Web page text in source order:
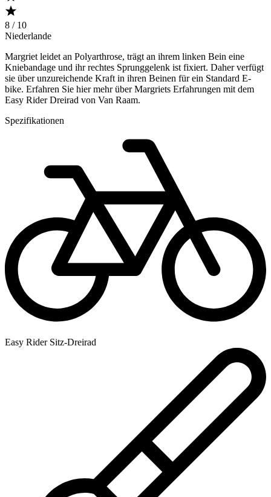
8 / 10
Niederlande
Margriet leidet an Polyarthrose, trägt an ihrem linken Bein eine
Kniebandage und ihr rechtes Sprunggelenk ist fixiert. Daher verfügt
sie über unzureichende Kraft in ihren Beinen für ein Standard E-
bike. Erfahren Sie hier mehr über Margriets Erfahrungen mit dem
Easy Rider Dreirad von Van Raam.
Spezifikationen
Easy Rider Sitz-Dreirad